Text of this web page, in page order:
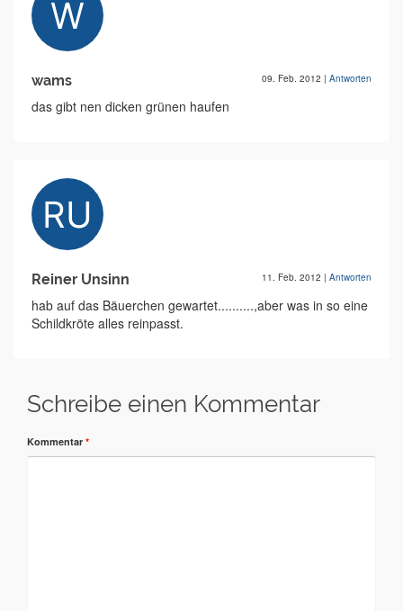
wams 09. Feb. 2012 | Antworten
das gibt nen dicken grünen haufen
Reiner Unsinn 11. Feb. 2012 | Antworten
hab auf das Bäuerchen gewartet..........,aber was in so eine
Schildkröte alles reinpasst.
Schreibe einen Kommentar
Kommentar *